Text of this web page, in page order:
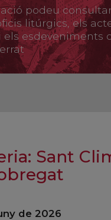
podeu
litúrgics, els
els esdeveniments
Sant
de 2026